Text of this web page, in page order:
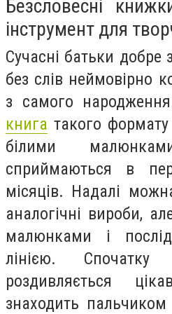
Безсловесні
інструмент для
Сучасні батьки
без слів неймовірно
з самого
книга такого
білими
сприймаються в
місяців. Надалі
аналогічні вироби,
малюнками і
лінією.
роздивляється
знаходить